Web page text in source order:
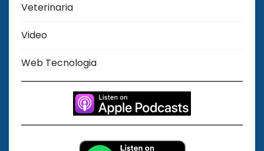
Veterinaria
Video
Web Tecnologia